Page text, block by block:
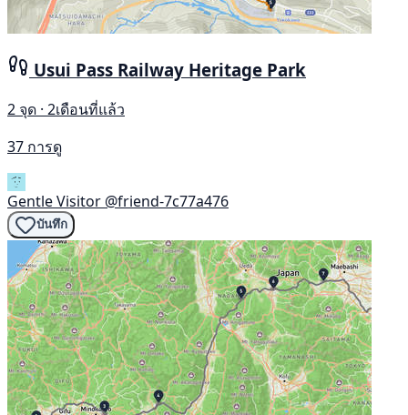
Usui Pass Railway Heritage Park
2 จุด · 2เดือนที่แล้ว
37 การดู
Gentle Visitor @friend-7c77a476
บันทึก